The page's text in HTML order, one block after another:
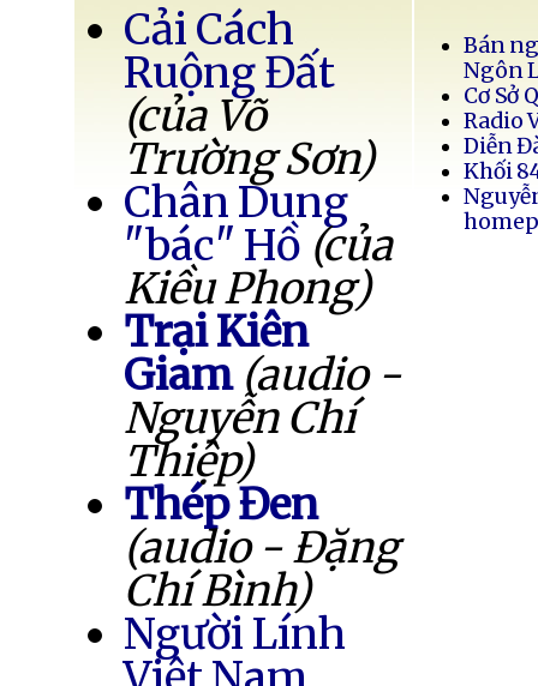
Cải Cách
Ruộng Đất
(của Võ
Trường Sơn)
Chân Dung
"bác" Hồ (của
Kiều Phong)
Trại Kiên
Giam (audio -
Nguyễn Chí
Thiệp)
Thép Đen
(audio - Đặng
Chí Bình)
Người Lính
Bán
Ngôn
Cơ Sở
Radio
Diễn
Khối